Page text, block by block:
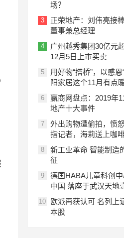
场？
3
正荣地产：刘伟亮接
董事兼总经理
4
广州越秀集团30亿元
12月5日上市买卖
5
用好物“搭桥”，以感
阳家居这个11月有点暖
6
赢商网盘点：2019年
地产十大事件
7
外出购物遭偷拍，愤
指记者，海莉送上咖
8
新工业革命 智能制造
征
9
德国HABA儿童科创
中国 落座于武汉天地
10
欧派再获认可 名列上
本股